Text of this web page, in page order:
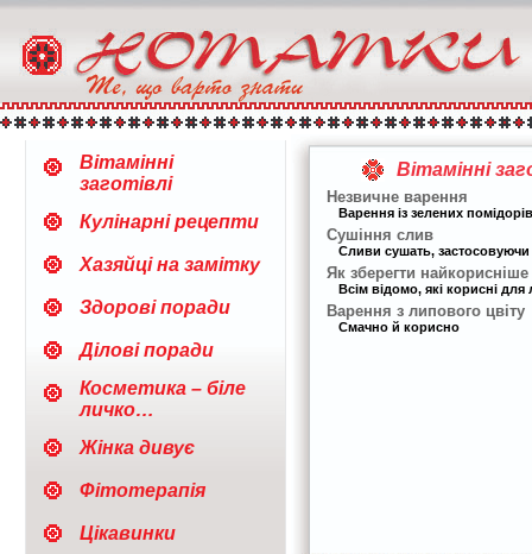
Вітамінні
заготівлі
Кулінарні рецепти
Хазяйці на замітку
Здорові поради
Ділові поради
Косметика – біле
личко…
Жінка дивує
Фітотерапія
Цікавинки
Вітамінні
Незвичне варення
Варення із зелених
Сушіння слив
Сливи сушать, застосовуючи
Як зберегти найкорисніше
Всім відомо, які корисні
Варення з липового цвіту
Смачно й корисно